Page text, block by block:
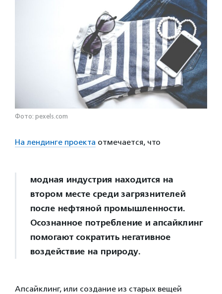
Фото: pexels.com
На лендинге проекта отмечается, что
модная индустрия находится на
втором месте среди загрязнителей
после нефтяной промышленности.
Осознанное потребление и апсайклинг
помогают сократить негативное
воздействие на природу.
Апсайклинг, или создание из старых вещей